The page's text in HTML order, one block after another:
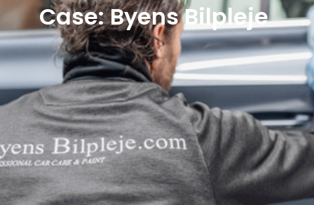
Case: Byens Bilpleje